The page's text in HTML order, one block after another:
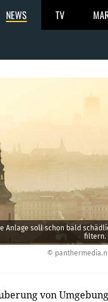
NEWS TV
©
Anlage soll schon bald
filtern.
von